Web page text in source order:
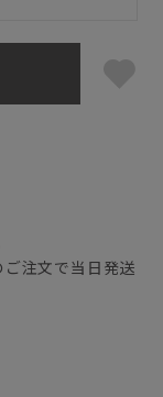
注文で当日発送